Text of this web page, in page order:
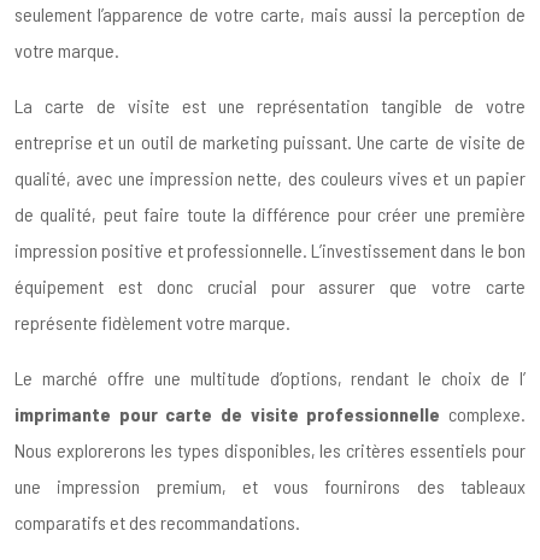
seulement l’apparence de votre carte, mais aussi la perception de
votre marque.
La carte de visite est une représentation tangible de votre
entreprise et un outil de marketing puissant. Une carte de visite de
qualité, avec une impression nette, des couleurs vives et un papier
de qualité, peut faire toute la différence pour créer une première
impression positive et professionnelle. L’investissement dans le bon
équipement est donc crucial pour assurer que votre carte
représente fidèlement votre marque.
Le marché offre une multitude d’options, rendant le choix de l’
imprimante pour carte de visite professionnelle complexe.
Nous explorerons les types disponibles, les critères essentiels pour
une impression premium, et vous fournirons des tableaux
comparatifs et des recommandations.